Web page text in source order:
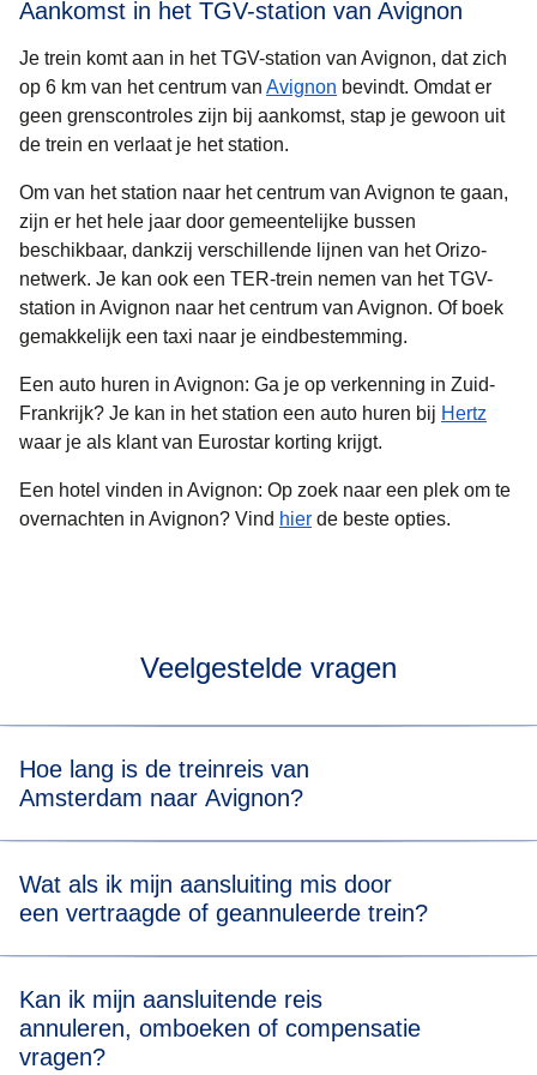
Aankomst in het TGV-station van Avignon
Je trein komt aan in het TGV-station van Avignon, dat zich
op 6 km van het centrum van Avignon bevindt. Omdat er
geen grenscontroles zijn bij aankomst, stap je gewoon uit
de trein en verlaat je het station.
Om van het station naar het centrum van Avignon te gaan,
zijn er het hele jaar door gemeentelijke bussen
beschikbaar, dankzij verschillende lijnen van het Orizo-
netwerk. Je kan ook een TER-trein nemen van het TGV-
station in Avignon naar het centrum van Avignon. Of boek
gemakkelijk een taxi naar je eindbestemming.
Een auto huren in Avignon: Ga je op verkenning in Zuid-
Frankrijk? Je kan in het station een auto huren bij Hertz
waar je als klant van Eurostar korting krijgt.
Een hotel vinden in Avignon: Op zoek naar een plek om te
overnachten in Avignon? Vind hier de beste opties.
Veelgestelde vragen
Hoe lang is de treinreis van
Amsterdam naar Avignon?
met overstap 7 uur 7 min.
Wat als ik mijn aansluiting mis door
een vertraagde of geannuleerde trein?
jezonder extra kostennaar je eindbestemming als je je
aansluitende Eurostar- of TGV INOUI-trein mist. Neem
contact op met een medewerker van je vertraagde trein. Zij
Kan ik mijn aansluitende reis
annuleren, omboeken of compensatie
vragen?